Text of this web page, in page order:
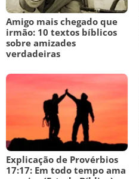
Amigo mais chegado que
irmão: 10 textos bíblicos
sobre amizades
verdadeiras
Explicação de Provérbios
17:17: Em todo tempo ama